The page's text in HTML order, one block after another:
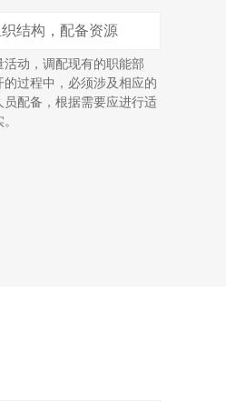
结构，配备资源
动，调配现有的职能部
的过程中，必须涉及相应的
员配备，根据需要应进行适